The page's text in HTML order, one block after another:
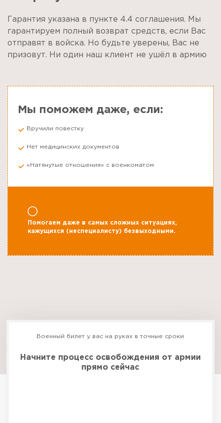
Гарантия указана в пункте 4.4 соглашения. Мы
гарантируем полный возврат средств, если Вас
отправят в войска. Но будьте уверены, Вас не
призовут. Ни один наш клиент не ушёл в армию
Мы поможем даже, если:
Вручили повестку
Нет медицинских документов
«Натянутые отношения» с военкоматом
Помогаем даже в самых сложных ситуациях,
кажущихся (неспециалисту) безвыходными.
Военный билет у вас на руках в точные сроки
Начните процесс освобождения от армии
прямо сейчас